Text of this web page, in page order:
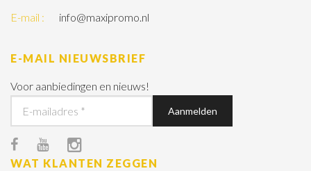
E-mail : info@maxipromo.nl
E-MAIL NIEUWSBRIEF
Voor aanbiedingen en nieuws!
WAT KLANTEN ZEGGEN